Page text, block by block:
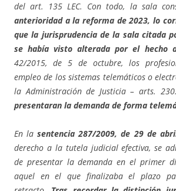
del art. 135 LEC. Con todo, la sala
anterioridad a la reforma de 2023, lo
que la jurisprudencia de la sala citada
se había visto alterada por el hecho
42/2015, de 5 de octubre, los
empleo de los sistemas telemáticos o
la Administración de Justicia – arts.
presentaran la demanda de forma
En lasentencia 287/2009, de 29 de
derecho a la tutela judicial efectiva, se
de presentar la demanda en el primer
aquel en el que finalizaba el plazo